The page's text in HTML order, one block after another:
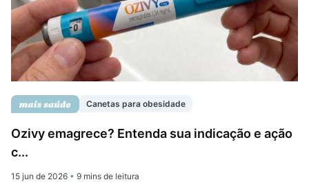
Canetas para obesidade
Ozivy emagrece? Entenda sua indicação e ação
c...
15 jun de 2026 • 9 mins de leitura